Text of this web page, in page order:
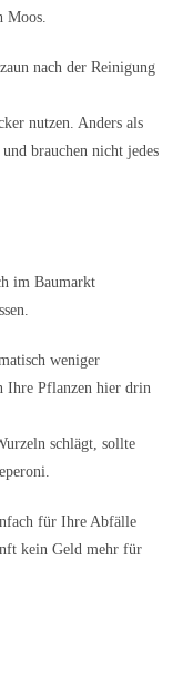
Moos.
nach der Reinigung
nutzen. Anders als
brauchen nicht jedes
im Baumarkt
weniger
Ihre Pflanzen hier drin
schlägt, sollte
für Ihre Abfälle
kein Geld mehr für